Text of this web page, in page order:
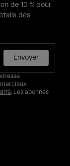
de 10 % pour
des
Envoyer
. Les abonnés